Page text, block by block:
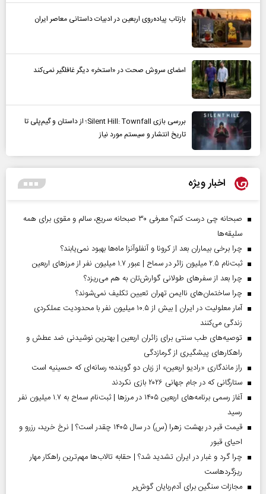
بازتاب پیاده‌روی اربعین در ادبیات داستانی معاصر ایران
امضای سروش صحت در «استخر» دیگر غافلگیر نمی‌کند
بررسی بازی Silent Hill: Townfall؛ از داستان و گیم‌پلی تا
تاریخ انتشار و سیستم مورد نیاز
اخبار ویژه
صبحانه چی درست کنم؟ معرفی ۳۰ صبحانه سریع، سالم و مقوی برای همه
سلیقه‌ها
چرا برخی بیماران بعد از کرونا و آنفلوآنزا ماه‌ها بهبود نمی‌یابند؟
ثبت‌نام ۲.۵ میلیون زائر در سماح | عبور ۱.۷ میلیون نفر از مرز‌های اربعین
چرا بعد از سفرهای طولانی گوارش‌تان به هم می‌ریزد؟
چرا ساختمان‌های ناایمن تهران تعیین تکلیف نمی‌شوند؟
آمار معلولیت در ایران | بیش از ۱۰.۵ میلیون نفر با محدودیت عملکردی
زندگی می‌کنند
توصیه‌های طب سنتی برای زائران اربعین | بهترین نوشیدنی ضد عطش و
راهکارهای پیشگیری از گرمازدگی
راز ماندگاری «رادیو اربعین» از زبان دو گوینده؛ رسانه‌ای که حسینیه است
ستارگانی که در جام جهانی ۲۰۲۶ بازی نکردند
آغاز رسمی برنامه‌های اربعین ۱۴۰۵ در مرز‌ها | ثبت‌نام سماح به ۱.۷ میلیون نفر
رسید
قیمت قبر در بهشت زهرا (س) در سال ۱۴۰۵ چقدر است؟ | نرخ خرید، رزرو و
احیای قبور
چرا گرد و غبار در ایران تشدید شد؟ | حقابه تالاب‌ها مهم‌ترین راهکار مهار
ریزگردهاست
مجازات سنگین برای آدم‌ربایان گوش‌بر